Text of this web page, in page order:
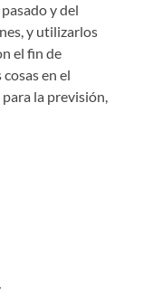
y del
y utilizarlos
el fin de
en el
la previsión,